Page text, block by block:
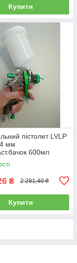
Купити
пістолет LVLP
мм
600мл
L-897-1.4
₴ 2 281,40 ₴
Купити